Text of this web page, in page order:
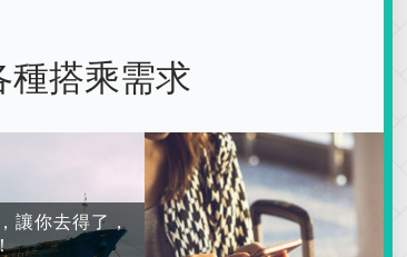
搭乘需求
讓你去得了，